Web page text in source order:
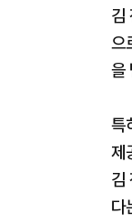
김
으
을
특
제
김
다